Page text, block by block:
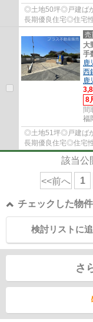
◎土地50坪◎戸建ば
長期優良住宅◎住宅
売
大
手
鹿
西
鹿
8
間
福
◎土地51坪◎戸建ば
長期優良住宅◎住宅
該当公
<<前へ 1
チェックした物
検討リストに
さ